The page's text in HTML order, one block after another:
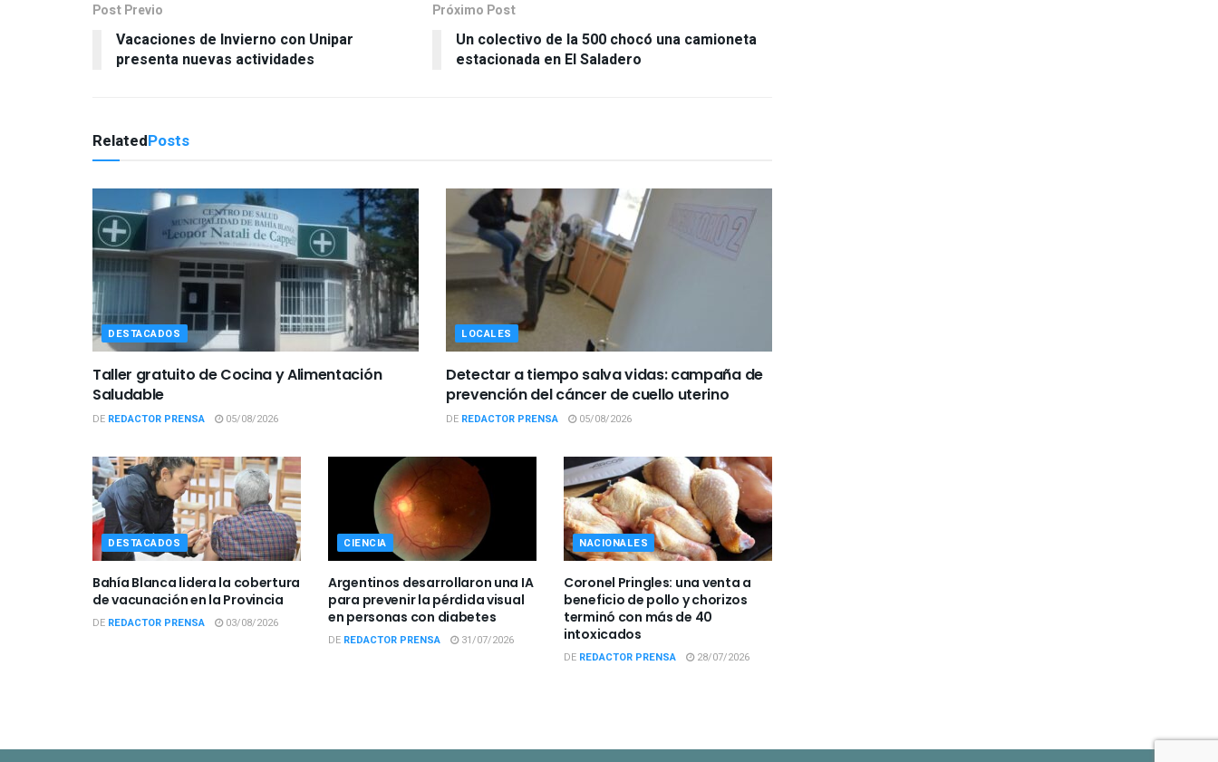
Post Previo
Vacaciones de Invierno con Unipar
presenta nuevas actividades
Próximo Post
Un colectivo de la 500 chocó una camioneta
estacionada en El Saladero
RelatedPosts
DESTACADOS
Taller gratuito de Cocina y Alimentación
Saludable
DE REDACTOR PRENSA 05/08/2026
LOCALES
Detectar a tiempo salva vidas: campaña de
prevención del cáncer de cuello uterino
DE REDACTOR PRENSA 05/08/2026
DESTACADOS
Bahía Blanca lidera la cobertura
de vacunación en la Provincia
DE REDACTOR PRENSA 03/08/2026
CIENCIA
Argentinos desarrollaron una IA
para prevenir la pérdida visual
en personas con diabetes
DE REDACTOR PRENSA 31/07/2026
NACIONALES
Coronel Pringles: una venta a
beneficio de pollo y chorizos
terminó con más de 40
intoxicados
DE REDACTOR PRENSA 28/07/2026